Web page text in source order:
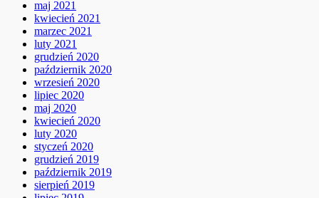
maj 2021
kwiecień 2021
marzec 2021
luty 2021
grudzień 2020
październik 2020
wrzesień 2020
lipiec 2020
maj 2020
kwiecień 2020
luty 2020
styczeń 2020
grudzień 2019
październik 2019
sierpień 2019